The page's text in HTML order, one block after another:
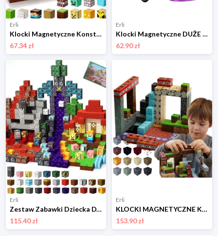
Erli
Klocki Magnetyczne Konstrukcyjne Zestaw Zabawki Dziecka DYI Budowanie
67.34 zł
Erli
Klocki Magnetyczne DUŻE Konstrukcyjne Magnetic Tiles Zestaw XXL 72 el
62.90 zł
Erli
Zestaw Zabawki Dziecka DYI Klocki Magnetyczne Mroczny Świat Budowanie
115.40 zł
Erli
KLOCKI MAGNETYCZNE KLOCKI SZEŚCIANY 220 KLOCKÓW + 2 LUDZIKI KLOCKI PIKSELE
153.90 zł